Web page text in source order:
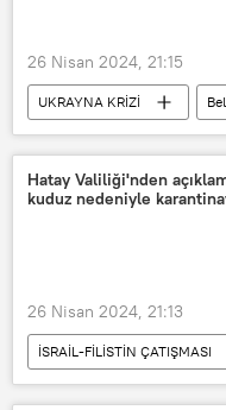
26 Nisan 2024, 21:15
UKRAYNA KRİZİ
Ukrayna
F-16
Ludivine Dedonder
Hatay Valiliği'nden
kuduz nedeniyle
26 Nisan 2024, 21:13
İSRAİL-FİLİSTİN ÇATIŞMASI
Hatay Valiliği
Kuduz